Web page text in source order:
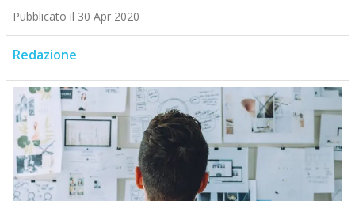
Pubblicato il 30 Apr 2020
Redazione